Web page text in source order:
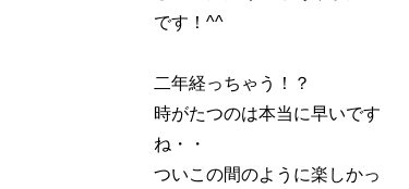
です！^^
二年経っちゃう！？
時がたつのは本当に早いです
ね・・
ついこの間のように楽しかっ